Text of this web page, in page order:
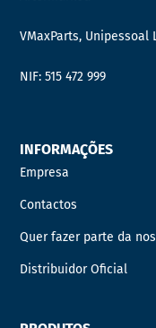
VMaxParts, Unipessoal
NIF: 515 472 999
INFORMAÇÕES
Empresa
Contactos
Quer fazer parte da
Distribuidor Oficial